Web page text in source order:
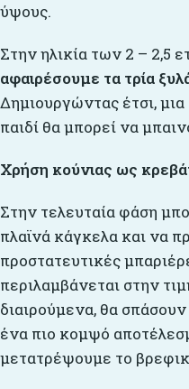
ύψους.
Στην ηλικία των 2 – 2,5
αφαιρέσουμε τα τρία
Δημιουργώντας έτσι,
παιδί θα μπορεί να
Χρήση κούνιας ως
Στην τελευταία φάση
πλαϊνά κάγκελα και να
προστατευτικές
περιλαμβάνεται στην
διαιρούμενα, θα
ένα πιο κομψό
μετατρέψουμε το